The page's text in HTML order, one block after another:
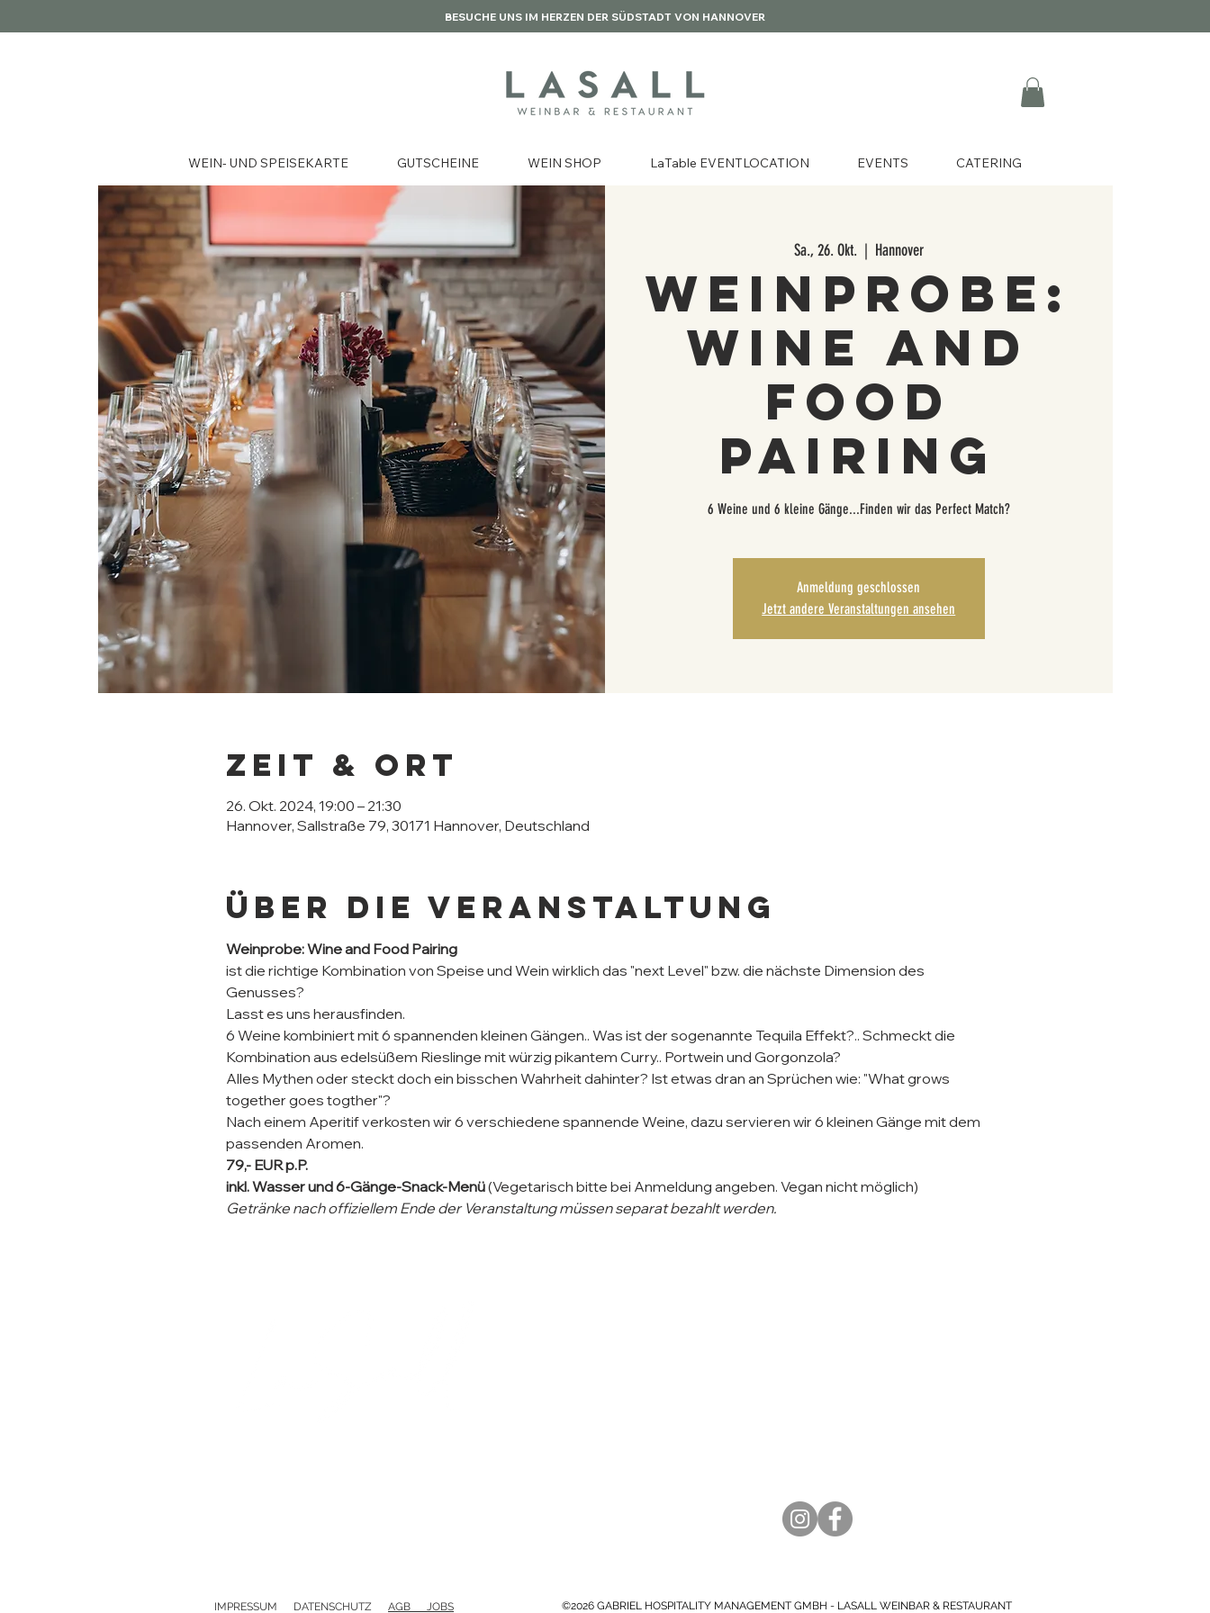
BESUCHE UNS IM HERZEN DER SÜDSTADT VON HANNOVER
WEIN- UND SPEISEKARTE GUTSCHEINE WEIN SHOP LaTable EVENTLOCATION EVENTS CATERING
Sa., 26. Okt.
  |
Hannover
Weinprobe:
Wine and
Food
Pairing
6 Weine und 6 kleine Gänge...Finden wir das Perfect Match?
Anmeldung geschlossen
Jetzt andere Veranstaltungen ansehen
Zeit & Ort
26. Okt. 2024, 19:00 – 21:30
Hannover, Sallstraße 79, 30171 Hannover, Deutschland
Über die Veranstaltung
Weinprobe: Wine and Food Pairing
ist die richtige Kombination von Speise und Wein wirklich das "next Level" bzw. die nächste Dimension des
Genusses?
Lasst es uns herausfinden.
6 Weine kombiniert mit 6 spannenden kleinen Gängen.. Was ist der sogenannte Tequila Effekt?.. Schmeckt die
Kombination aus edelsüßem Rieslinge mit würzig pikantem Curry.. Portwein und Gorgonzola?
Alles Mythen oder steckt doch ein bisschen Wahrheit dahinter? Ist etwas dran an Sprüchen wie: "What grows
together goes togther"?
Nach einem Aperitif verkosten wir 6 verschiedene spannende Weine, dazu servieren wir 6 kleinen Gänge mit dem
passenden Aromen.
79,- EUR p.P.​
inkl. Wasser und 6-Gänge-Snack-Menü (Vegetarisch bitte bei Anmeldung angeben. Vegan nicht möglich)
Getränke nach offiziellem Ende der Veranstaltung müssen separat bezahlt werden.
IMPRESSUM DATENSCHUTZ AGB JOBS ©2026 GABRIEL HOSPITALITY MANAGEMENT GMBH - LASALL WEINBAR & RESTAURANT